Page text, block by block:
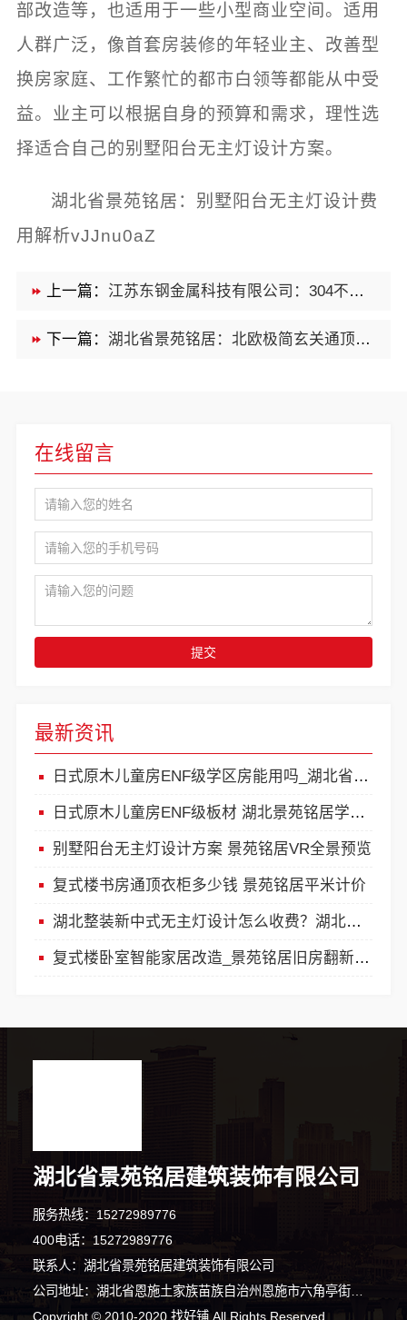
部改造等，也适用于一些小型商业空间。适用
人群广泛，像首套房装修的年轻业主、改善型
换房家庭、工作繁忙的都市白领等都能从中受
益。业主可以根据自身的预算和需求，理性选
择适合自己的别墅阳台无主灯设计方案。
湖北省景苑铭居：别墅阳台无主灯设计费
用解析vJJnu0aZ
上一篇： 江苏东钢金属科技有限公司：304不锈钢家具定制工厂实力揭秘
下一篇： 湖北省景苑铭居：北欧极简玄关通顶衣柜收费情况
最新资讯
日式原木儿童房ENF级学区房能用吗_湖北省景苑铭居建筑装饰有限公司环保承诺
日式原木儿童房ENF级板材 湖北景苑铭居学区房装修
别墅阳台无主灯设计方案 景苑铭居VR全景预览
复式楼书房通顶衣柜多少钱 景苑铭居平米计价
湖北整装新中式无主灯设计怎么收费？湖北省景苑铭居建筑装饰有限公司全案解析
复式楼卧室智能家居改造_景苑铭居旧房翻新服务
在线留言
提交
湖北省景苑铭居建筑装饰有限公司
服务热线：15272989776
400电话：15272989776
联系人：湖北省景苑铭居建筑装饰有限公司
公司地址：湖北省恩施土家族苗族自治州恩施市六角亭街道头道水村谭家坝路101号2幢生产车间A区一A01办公区（自主申报）
Copyright © 2010-2020 找好铺 All Rights Reserved